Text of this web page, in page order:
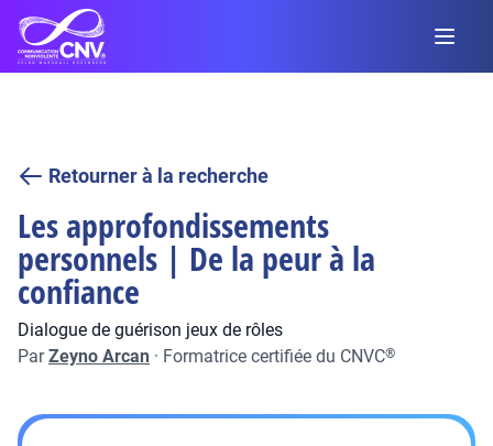
Retourner à la recherche
Les approfondissements
personnels | De la peur à la
confiance
Dialogue de guérison jeux de rôles
ParZeyno Arcan · Formatrice certifiée du CNVC®